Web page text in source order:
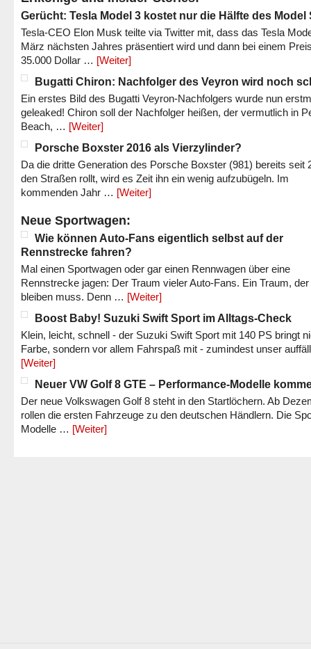
Gerücht: Tesla Model 3 kostet nur die Hälfte des Model
Tesla-CEO Elon Musk teilte via Twitter mit, dass das Tesla
März nächsten Jahres präsentiert wird und dann bei einem
35.000 Dollar … [Weiter]
Bugatti Chiron: Nachfolger des Veyron wird noch
Ein erstes Bild des Bugatti Veyron-Nachfolgers wurde nun
geleaked! Chiron soll der Nachfolger heißen, der vermutlich in
Beach, … [Weiter]
Porsche Boxster 2016 als Vierzylinder?
Da die dritte Generation des Porsche Boxster (981) bereits seit
den Straßen rollt, wird es Zeit ihn ein wenig aufzubügeln. Im
kommenden Jahr … [Weiter]
Neue Sportwagen:
Wie können Auto-Fans eigentlich selbst auf der
Rennstrecke fahren?
Mal einen Sportwagen oder gar einen Rennwagen über eine
Rennstrecke jagen: Der Traum vieler Auto-Fans. Ein Traum,
bleiben muss. Denn … [Weiter]
Boost Baby! Suzuki Swift Sport im Alltags-Check
Klein, leicht, schnell - der Suzuki Swift Sport mit 140 PS bringt
Farbe, sondern vor allem Fahrspaß mit - zumindest unser
[Weiter]
Neuer VW Golf 8 GTE – Performance-Modelle
Der neue Volkswagen Golf 8 steht in den Startlöchern. Ab
rollen die ersten Fahrzeuge zu den deutschen Händlern. Die
Modelle … [Weiter]